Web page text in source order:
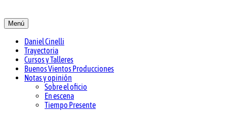
Daniel Cinelli
actor, director, productor y docente
Menú
Daniel Cinelli
Trayectoria
Cursos y Talleres
Buenos Vientos Producciones
Notas y opinión
Sobre el oficio
En escena
Tiempo Presente